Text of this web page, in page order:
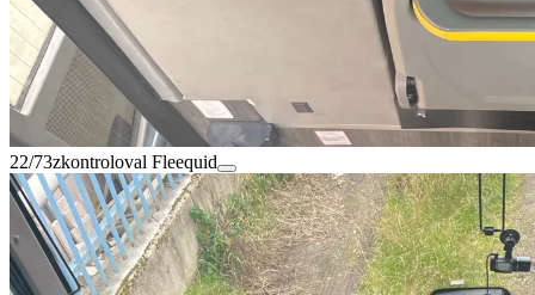
22/73zkontroloval Fleequid